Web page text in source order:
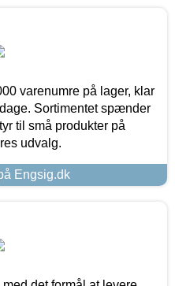
varenumre på lager, klar
Sortimentet spænder
til små produkter på
udvalg.
Engsig.dk